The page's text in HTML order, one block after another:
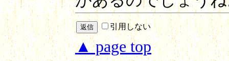
引用しない
▲ page top